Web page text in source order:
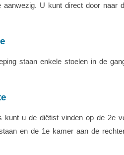
aanwezig. U kunt direct door naar
staan enkele stoelen in de
kunt u de diëtist vinden op de 2e
en de 1e kamer aan de